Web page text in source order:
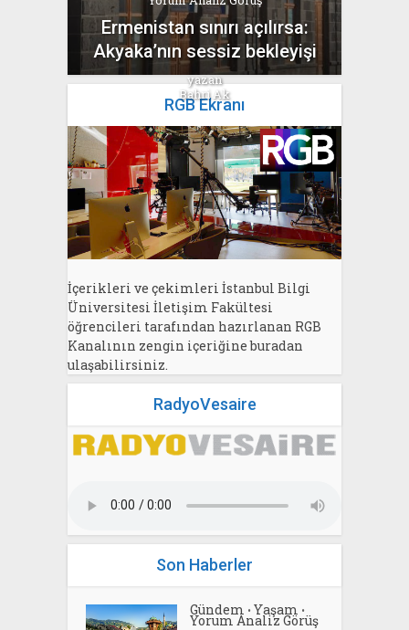
Ermenistan sınırı açılırsa:
Akyaka’nın sessiz bekleyişi
yazan
Bahri Ak
RGB Ekranı
İçerikleri ve çekimleri İstanbul Bilgi
Üniversitesi İletişim Fakültesi
öğrencileri tarafından hazırlanan RGB
Kanalının zengin içeriğine buradan
ulaşabilirsiniz.
RadyoVesaire
Son Haberler
Gündem • Yaşam •
Yorum Analiz Görüş